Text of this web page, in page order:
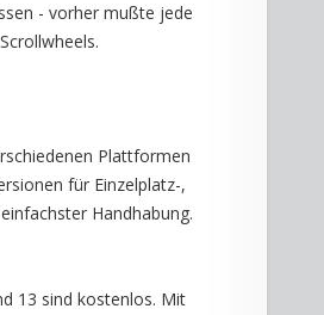
- vorher mußte jede
Plattformen
für Einzelplatz-,
Handhabung.
13 sind kostenlos. Mit